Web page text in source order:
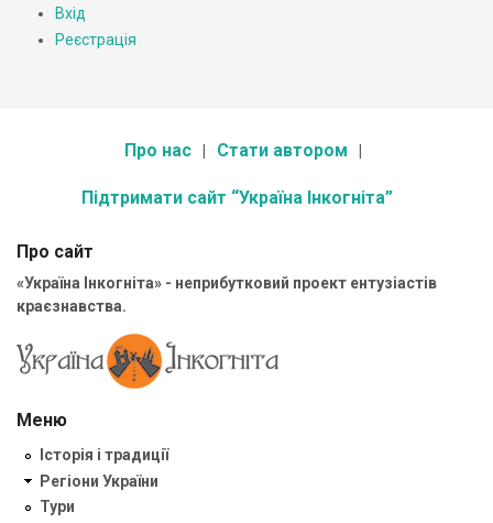
Вхід
Реєстрація
Про нас Стати автором
Підтримати сайт “Україна Інкогніта”
Про сайт
«Україна Інкогніта» - неприбутковий проект ентузіастів
краєзнавства.
Меню
Історія і традиції
Регіони України
Тури